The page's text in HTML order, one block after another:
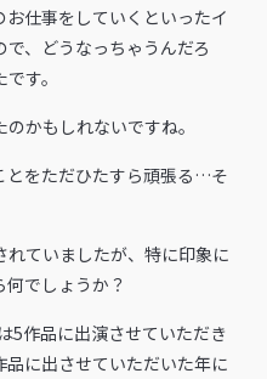
仕事をしていくといったイ
、どうなっちゃうんだろ
す。
のかもしれないですね。
をただひたすら頑張る…そ
れていましたが、特に印象に
でしょうか？
作品に出演させていただき
に出させていただいた年に